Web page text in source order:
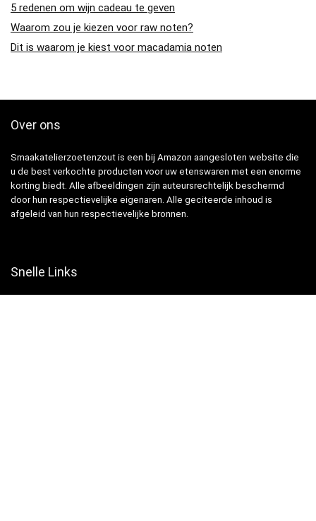
5 redenen om wijn cadeau te geven
Waarom zou je kiezen voor raw noten?
Dit is waarom je kiest voor macadamia noten
Over ons
Smaakatelierzoetenzout is een bij Amazon aangesloten website die
u de best verkochte producten voor uw etenswaren met een enorme
korting biedt. Alle afbeeldingen zijn auteursrechtelijk beschermd
door hun respectievelijke eigenaren. Alle geciteerde inhoud is
afgeleid van hun respectievelijke bronnen.
Snelle Links